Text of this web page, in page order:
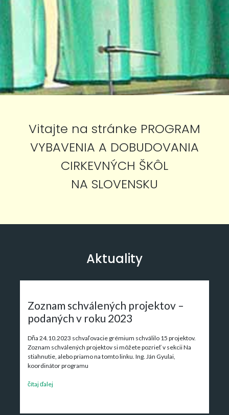
Vitajte na stránke PROGRAM
VYBAVENIA A DOBUDOVANIA
CIRKEVNÝCH ŠKÔL
NA SLOVENSKU
Aktuality
Zoznam schválených projektov –
podaných v roku 2023
Dňa 24.10.2023 schvaľovacie grémium schválilo 15 projektov.
Zoznam schválených projektov si môžete pozrieť v sekcii Na
stiahnutie, alebo priamo na tomto linku. Ing. Ján Gyulai,
koordinátor programu
čítaj ďalej